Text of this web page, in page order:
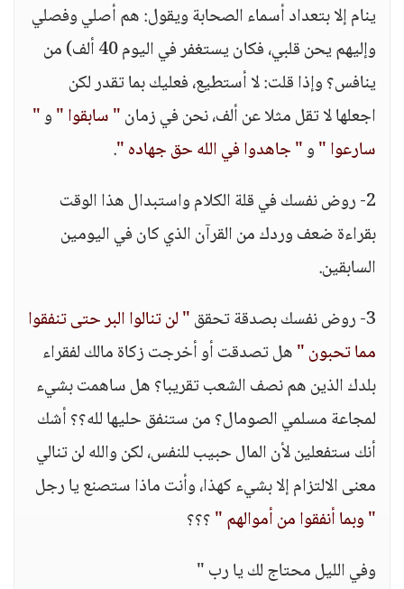
ينام إلا بتعداد أسماء الصحابة ويقول: هم أصلي وفصلي
وإليهم يحن قلبي، فكان يستغفر في اليوم 40 ألف) من
ينافس؟ وإذا قلت: لا أستطيع، فعليك بما تقدر لكن
اجعلها لا تقل مثلا عن ألف، نحن في زمان" سابقوا "و"
سارعوا "و" جاهدوا في الله حق جهاده ".
2- روض نفسك في قلة الكلام واستبدال هذا الوقت
بقراءة ضعف وردك من القرآن الذي كان في اليومين
السابقين.
3- روض نفسك بصدقة تحقق
" لن تنالوا البر حتى تنفقوا
مما تحبون "هل تصدقت أو أخرجت زكاة مالك لفقراء
بلدك الذين هم نصف الشعب تقريبا؟ هل ساهمت بشيء
لمجاعة مسلمي الصومال؟ من ستنفق حليها لله؟؟ أشك
أنك ستفعلين لأن المال حبيب للنفس، لكن والله لن تنالي
معنى الالتزام إلا بشيء كهذا، وأنت ماذا ستصنع يا رجل
" وبما أنفقوا من أموالهم "؟؟؟
وفي الليل محتاج لك يا رب "